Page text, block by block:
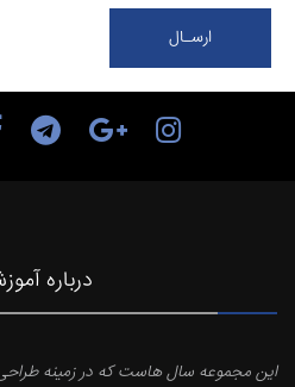
درباره
این مجموعه سال هاست که در زمینه